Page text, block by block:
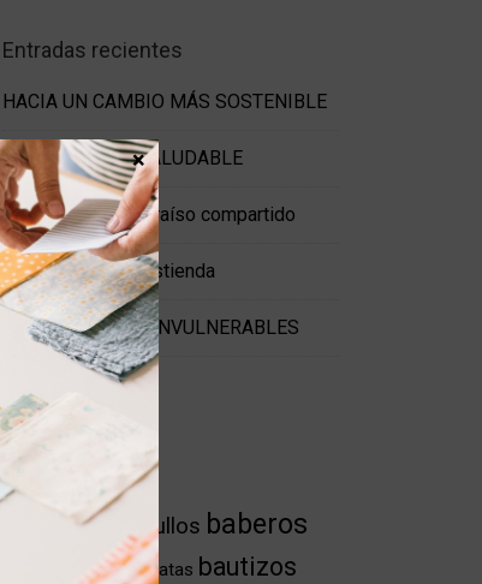
Entradas recientes
HACIA UN CAMBIO MÁS SOSTENIBLE
MI LUNCH BAG SALUDABLE
LA CERDANYA: paraíso compartido
DRAPETS y su trastienda
JUNTOS SOMOS INVULNERABLES
accesorios fotografía arrullos baberos
banderolas batas bautizos
×